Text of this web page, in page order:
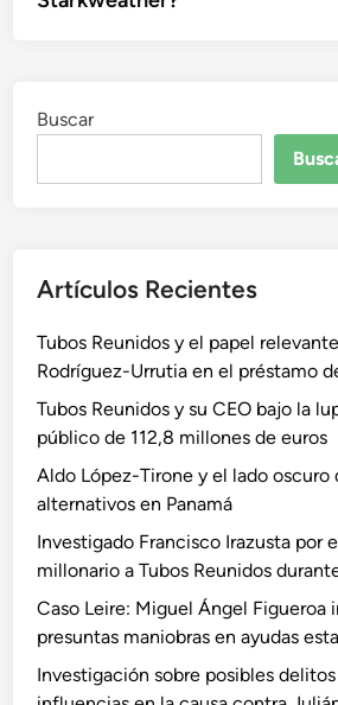
Buscar
Artículos Recientes
Tubos Reunidos y el papel
Rodríguez-Urrutia en el préstamo
Tubos Reunidos y su CEO bajo la
público de 112,8 millones de euros
Aldo López-Tirone y el lado oscuro
alternativos en Panamá
Investigado Francisco Irazusta por
millonario a Tubos Reunidos
Caso Leire: Miguel Ángel Figueroa
presuntas maniobras en ayudas
Investigación sobre posibles